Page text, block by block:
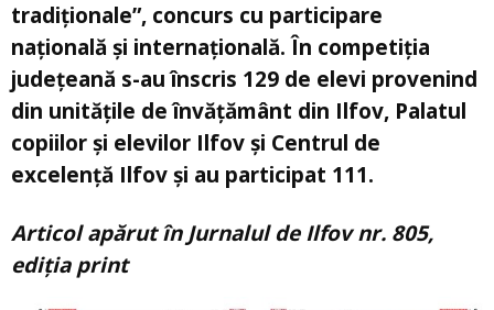
tradiţionale”, concurs cu participare
națională și internațională. În competiția
județeană s-au înscris 129 de elevi provenind
din unitățile de învățământ din Ilfov, Palatul
copiilor și elevilor Ilfov și Centrul de
excelență Ilfov și au participat 111.
Articol apărut în Jurnalul de Ilfov nr. 805,
ediția print